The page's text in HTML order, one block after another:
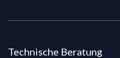
Technische Beratung